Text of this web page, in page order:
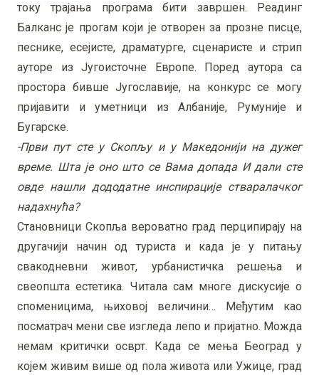
току трајања програма бити завршен. Реадинг
Балканс је прогам који је отворен за прозне писце,
песнике, есејисте, драматурге, сценаристе и стрип
ауторе из Југоисточне Европе. Поред аутора са
простора бивше Југославије, на конкурс се могу
пријавити и уметници из Албаније, Румуније и
Бугарске.
-Први пут сте у Скопљу и у Македонији на дужег
време. Шта је оно што се Вама допада И дали сте
овде нашли дододатне инспирације стваралачког
надахнућа?
Становници Скопља вероватно град перципирају на
другачији начин од туриста и када је у питању
свакодневни живот, урбанистичка решења и
свеопшта естетика. Читала сам многе дискусије о
споменицима, њиховој величини… Међутим као
посматрач мени све изгледа лепо и пријатно. Можда
немам критички осврт. Када се мења Београд у
којем живим више од пола живота или Ужице, град